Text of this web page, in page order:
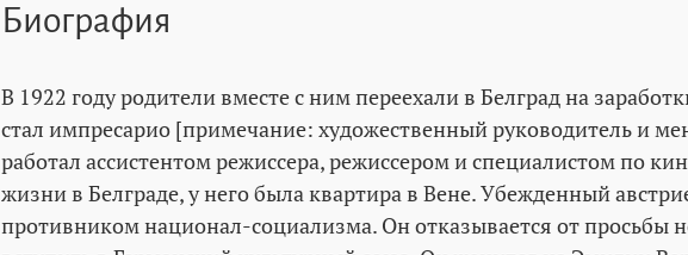
Биография
В 1922 году родители вместе с ним переехали в Белград на
стал импресарио [примечание: художественный руководитель и
работал ассистентом режиссера, режиссером и специалистом по
жизни в Белграде, у него была квартира в Вене. Убежденный
противником национал-социализма. Он отказывается от просьбы